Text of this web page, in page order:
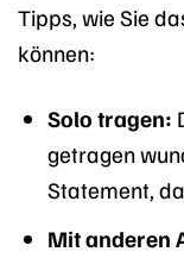
Tipps, wie Sie
können:
Solo tragen:
getragen
Statement,
Mit anderen